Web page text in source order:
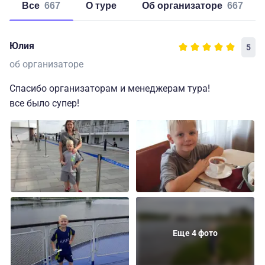
Все 667 о туре об организаторе 667
Юлия 5
об организаторе
Спасибо организаторам и менеджерам тура!
все было супер!
Еще 4 фото